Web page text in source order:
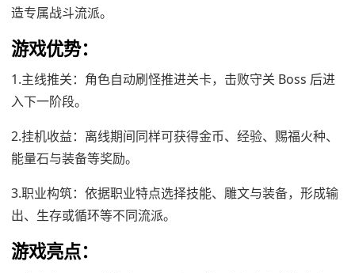
造专属战斗流派。
游戏优势：
1.主线推关：角色自动刷怪推进关卡，击败守关 Boss 后进
入下一阶段。
2.挂机收益：离线期间同样可获得金币、经验、赐福火种、
能量石与装备等奖励。
3.职业构筑：依据职业特点选择技能、雕文与装备，形成输
出、生存或循环等不同流派。
游戏亮点：